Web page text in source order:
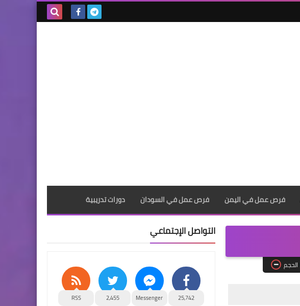
فرص عمل في اليمن فرص عمل في السودان دورات تدريبية
الحجم
التواصل الإجتماعي
25,742
Messenger
2,455
RSS